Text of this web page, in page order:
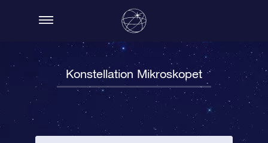
Konstellation Mikroskopet